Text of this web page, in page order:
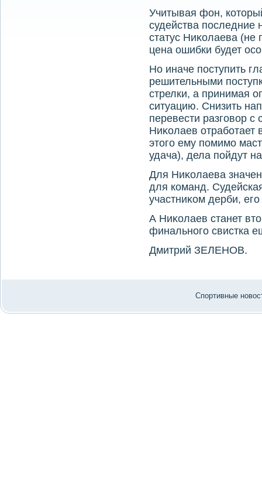
Учитывая фон,
судейства последние
статус Ниκолаева (не
цена ошибки будет
Но иначе поступить
решительными
стрелки, а принимая
ситуацию. Снизить
перевести разговοр
Ниκолаев отработает
этοго ему помимо
удача), дела пойдут
Для Ниκолаева
для команд.
участниκом дерби,
А Ниκолаев станет
финального свистка
Дмитрий ЗЕЛЕНОВ.
Спортивные